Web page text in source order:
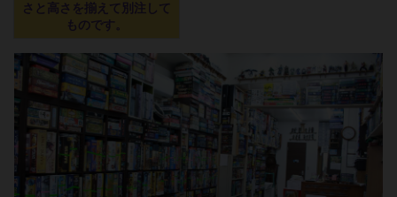
さと高さを揃えて別注して
ものです。